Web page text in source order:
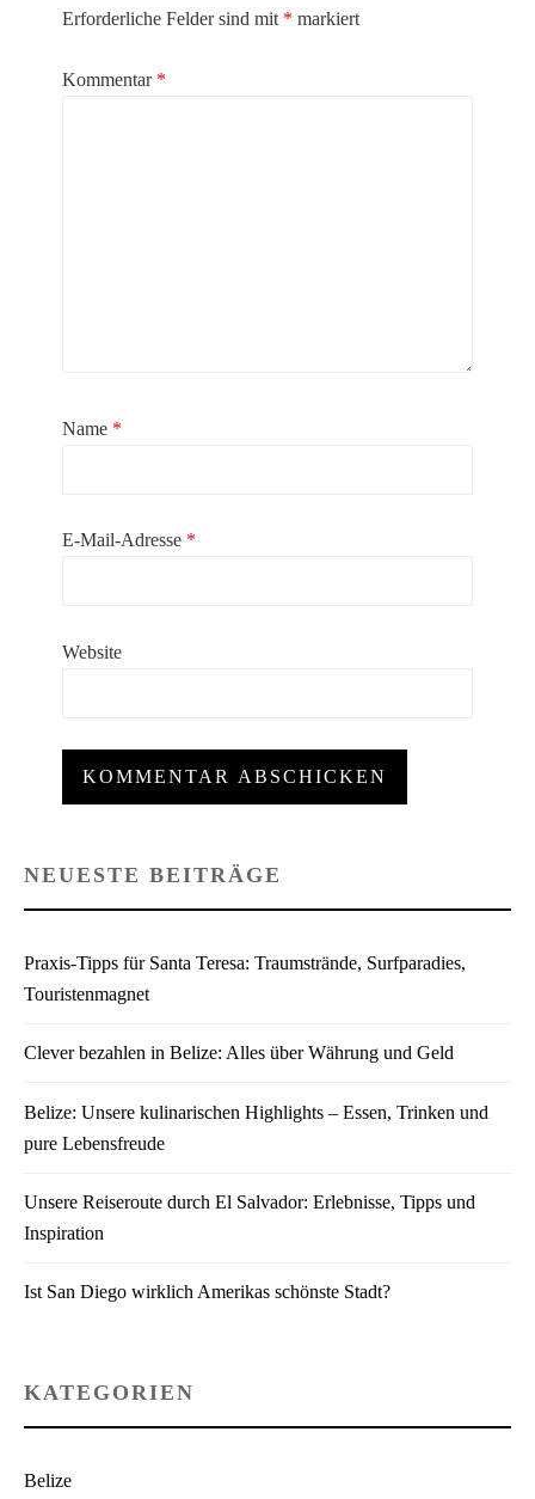
Erforderliche Felder sind mit * markiert
Kommentar *
Name *
E-Mail-Adresse *
Website
NEUESTE BEITRÄGE
Praxis-Tipps für Santa Teresa: Traumstrände, Surfparadies,
Touristenmagnet
Clever bezahlen in Belize: Alles über Währung und Geld
Belize: Unsere kulinarischen Highlights – Essen, Trinken und
pure Lebensfreude
Unsere Reiseroute durch El Salvador: Erlebnisse, Tipps und
Inspiration
Ist San Diego wirklich Amerikas schönste Stadt?
KATEGORIEN
Belize